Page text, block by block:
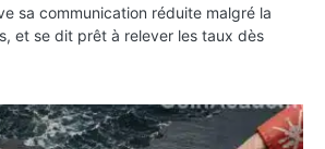
sa communication réduite malgré la
et se dit prêt à relever les taux dès
un accord avec Oman sur une